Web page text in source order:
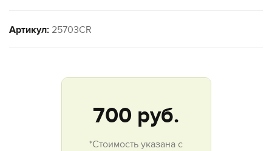
Артикул: 25703CR
700 руб.
*Стоимость указана с